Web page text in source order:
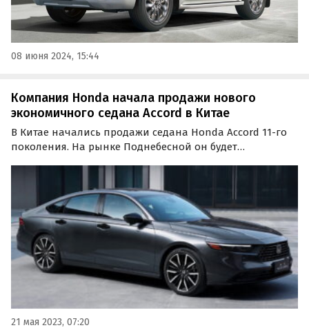
08 июня 2024, 15:44
Компания Honda начала продажи нового
экономичного седана Accord в Китае
В Китае начались продажи седана Honda Accord 11-го
поколения. На рынке Поднебесной он будет
21 мая 2023, 07:20